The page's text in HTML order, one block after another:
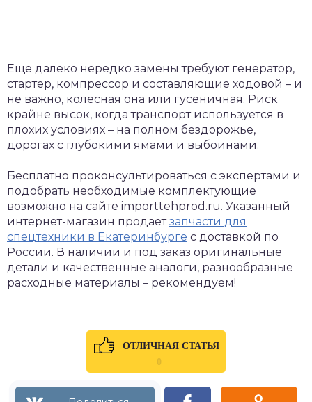
Еще далеко нередко замены требуют генератор,
стартер, компрессор и составляющие ходовой – и
не важно, колесная она или гусеничная. Риск
крайне высок, когда транспорт используется в
плохих условиях – на полном бездорожье,
дорогах с глубокими ямами и выбоинами.
Бесплатно проконсультироваться с экспертами и
подобрать необходимые комплектующие
возможно на сайте importtehprod.ru. Указанный
интернет-магазин продаетзапчасти для
спецтехники в Екатеринбурге с доставкой по
России. В наличии и под заказ оригинальные
детали и качественные аналоги, разнообразные
расходные материалы – рекомендуем!
ОТЛИЧНАЯ СТАТЬЯ
0